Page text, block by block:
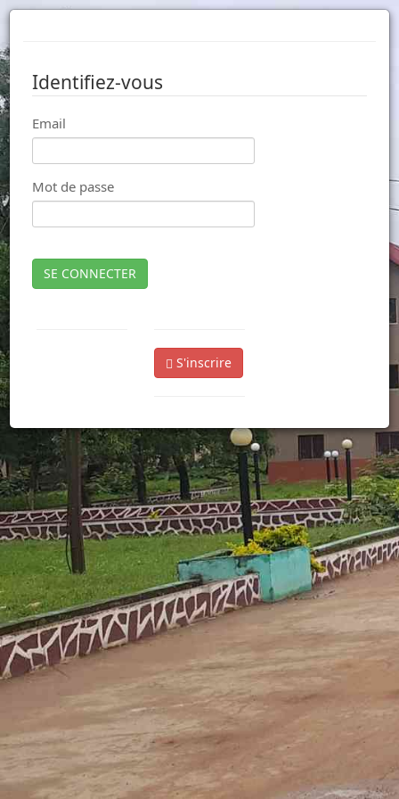
Identifiez-vous
Email
Mot de passe
SE CONNECTER
S'inscrire